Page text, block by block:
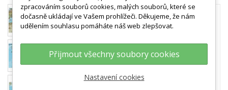
zpracováním souborů cookies, malých souborů, které se
dočasně ukládají ve Vašem prohlížeči. Děkujeme, že nám
udělením souhlasu pomáháte náš web zlepšovat.
Přijmout všechny soubory cookies
Nastavení cookies